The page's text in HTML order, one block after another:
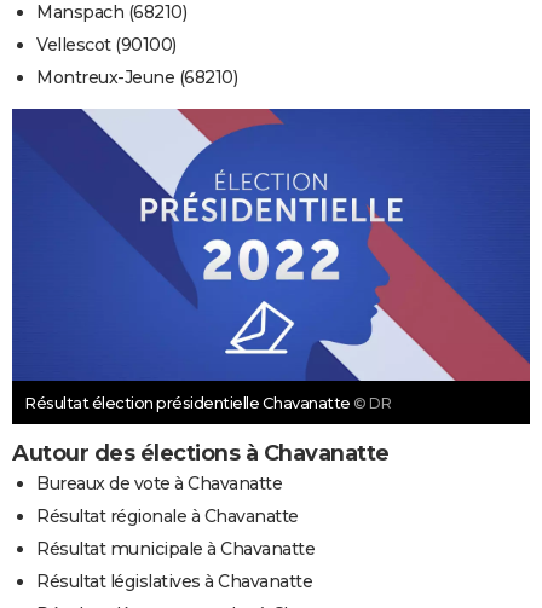
Manspach (68210)
Vellescot (90100)
Montreux-Jeune (68210)
Résultat élection présidentielle Chavanatte © DR
Autour des élections à Chavanatte
Bureaux de vote à Chavanatte
Résultat régionale à Chavanatte
Résultat municipale à Chavanatte
Résultat législatives à Chavanatte